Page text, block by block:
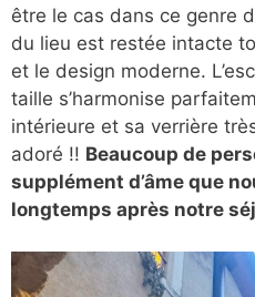
être le cas dans ce genre
du lieu est restée intacte
et le design moderne.
taille s’harmonise
intérieure et sa verrière
adoré !! Beaucoup de
supplément d’âme que
longtemps après notre